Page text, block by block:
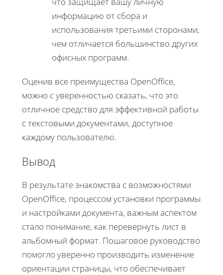
информацию от сбора и
использования третьими сторонами,
чем отличается большинство других
офисных программ.
Оценив все преимущества OpenOffice,
можно с уверенностью сказать, что это
отличное средство для эффективной работы
с текстовыми документами, доступное
каждому пользователю.
Вывод
В результате знакомства с возможностями
OpenOffice, процессом установки программы
и настройками документа, важным аспектом
стало понимание, как перевернуть лист в
альбомный формат. Пошаговое руководство
помогло уверенно производить изменение
ориентации страницы, что обеспечивает